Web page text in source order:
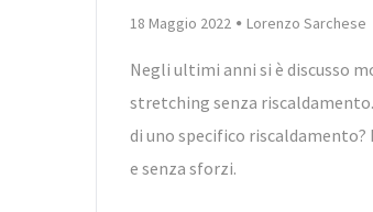
18 Maggio 2022 By
Lorenzo Sarchese
Negli ultimi anni si è discusso
stretching senza
di uno specifico
e senza sforzi.